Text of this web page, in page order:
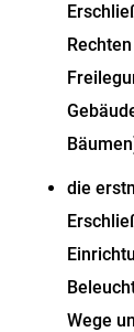
die
Wege